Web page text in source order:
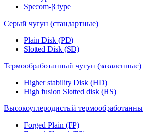
Specom-β type
Серый чугун (стандартные)
Plain Disk (PD)
Slotted Disk (SD)
Термообработанный чугун (закаленные)
Higher stability Disk (HD)
High fusion Slotted disk (HS)
Высокоуглеродистый
Forged Plain (FP)